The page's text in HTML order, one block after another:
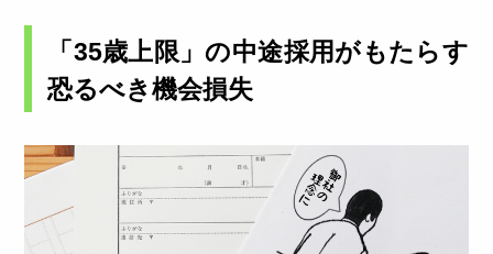
「35歳上限」の中途採用がもたらす
恐るべき機会損失